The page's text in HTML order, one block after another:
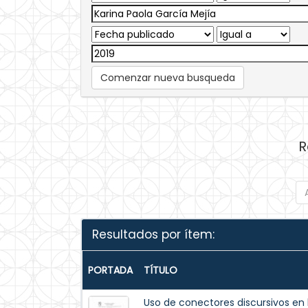
Comenzar nueva busqueda
Resultados por ítem:
PORTADA TÍTULO
Uso de conectores discursivos